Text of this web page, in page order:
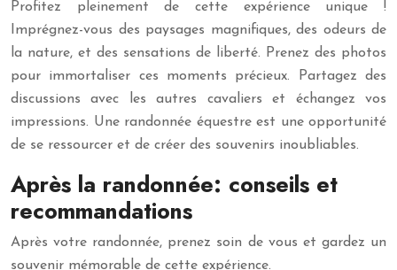
Profitez pleinement de cette expérience unique !
Imprégnez-vous des paysages magnifiques, des odeurs de
la nature, et des sensations de liberté. Prenez des photos
pour immortaliser ces moments précieux. Partagez des
discussions avec les autres cavaliers et échangez vos
impressions. Une randonnée équestre est une opportunité
de se ressourcer et de créer des souvenirs inoubliables.
Après la randonnée: conseils et
recommandations
Après votre randonnée, prenez soin de vous et gardez un
souvenir mémorable de cette expérience.